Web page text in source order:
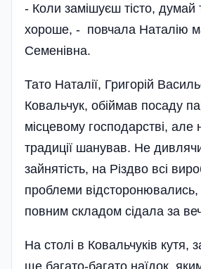
- Коли замішуєш тісто, думай
хороше, - повчала Наталію
Семенівна.
Тато Наталії, Григорій
Ковальчук, обіймав посаду
місцевому господарстві, але
традиції шанував. Не
зайнятість, на Різдво всі
проблеми відсторонювались,
повним складом сідала за
На столі в Ковальчуків кутя,
ще багато-багато наїдок,